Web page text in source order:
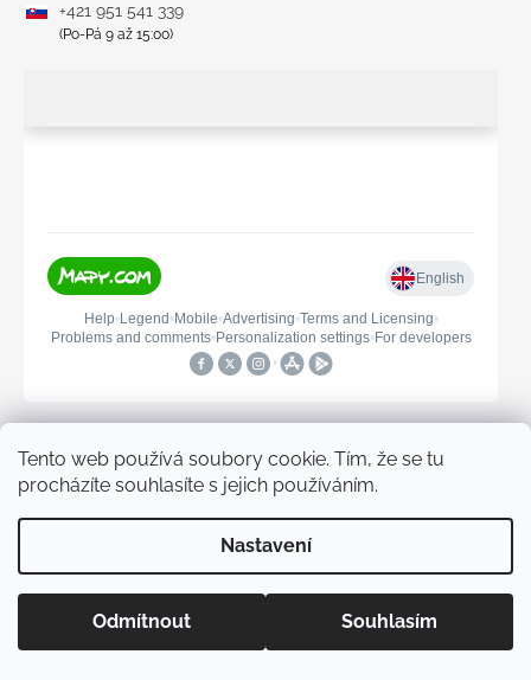
Tento web používá soubory cookie. Tím, že se tu
procházíte souhlasíte s jejich používáním.
Nastavení
Odmítnout Souhlasím
+421 951 541 339
(Po-Pá 9 až 15:00)
Informace pro vás
Výměna, reklamace, vrácení
Kontakt
Holky Dupeťačky
Moje objednávka
Materiály